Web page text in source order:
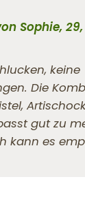
Sophie,
keine
Die
gut zu
kann es